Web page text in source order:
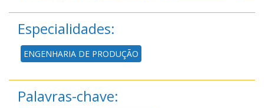
Especialidades:
ENGENHARIA DE PRODUÇÃO
Palavras-chave: